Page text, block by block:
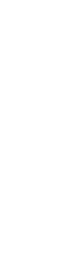
Este
Parlamento
de contactos
investidura
continúan
apenas
rechazo a
Antonio
entre o no
posiciones
universidad.
votará en
político en la